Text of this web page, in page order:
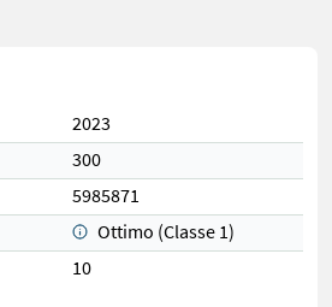
2023
300
5985871
Ottimo (Classe 1)
10